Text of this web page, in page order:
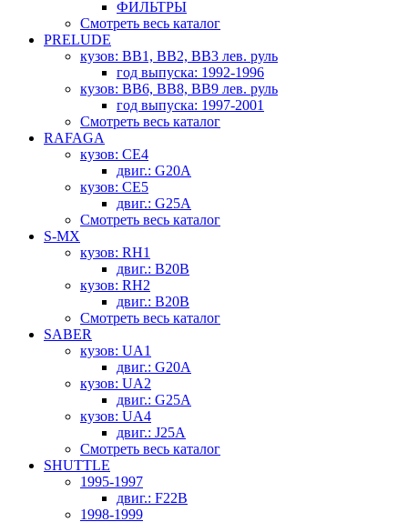
ФИЛЬТРЫ
Смотреть весь каталог
PRELUDE
кузов: BB1, BB2, BB3 лев. руль
год выпуска: 1992-1996
кузов: BB6, BB8, BB9 лев. руль
год выпуска: 1997-2001
Смотреть весь каталог
RAFAGA
кузов: CE4
двиг.: G20A
кузов: CE5
двиг.: G25A
Смотреть весь каталог
S-MX
кузов: RH1
двиг.: B20B
кузов: RH2
двиг.: B20B
Смотреть весь каталог
SABER
кузов: UA1
двиг.: G20A
кузов: UA2
двиг.: G25A
кузов: UA4
двиг.: J25A
Смотреть весь каталог
SHUTTLE
1995-1997
двиг.: F22B
1998-1999